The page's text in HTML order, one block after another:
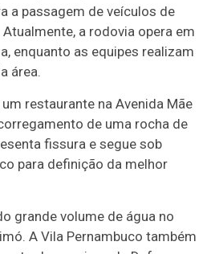
a passagem de veículos de
a rodovia opera em
enquanto as equipes realizam
área.
restaurante na Avenida Mãe
de uma rocha de
fissura e segue sob
para definição da melhor
grande volume de água no
A Vila Pernambuco também